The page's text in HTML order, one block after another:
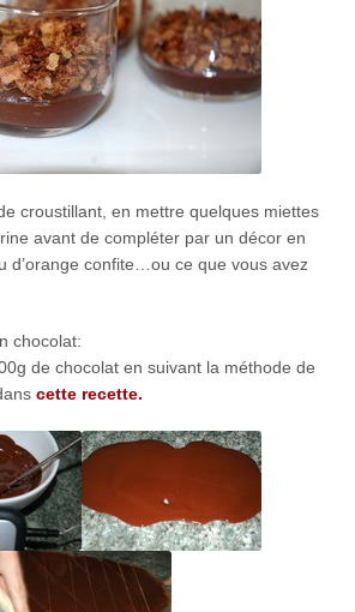
croustillant, en mettre quelques miettes
avant de compléter par un décor en
d’orange confite…ou ce que vous avez
chocolat:
de chocolat en suivant la méthode de
cette recette.